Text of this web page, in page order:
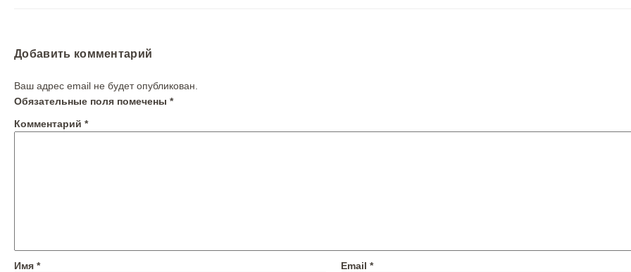
Добавить комментарий
Ваш адрес email не будет опубликован.
Обязательные поля помечены *
Комментарий *
Имя * Email *